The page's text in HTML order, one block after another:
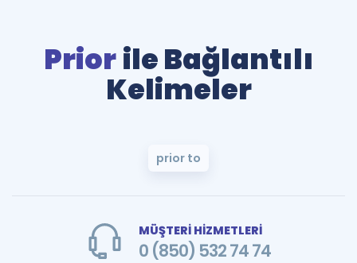
Priorile Bağlantılı
Kelimeler
prior to
MÜŞTERİ HİZMETLERİ
0 (850) 532 74 74